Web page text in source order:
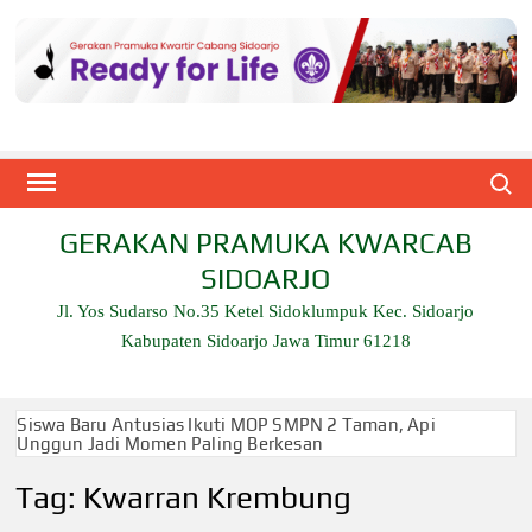
content
GERAKAN PRAMUKA KWARCAB
SIDOARJO
Jl. Yos Sudarso No.35 Ketel Sidoklumpuk Kec. Sidoarjo
Kabupaten Sidoarjo Jawa Timur 61218
Siswa Baru Antusias Ikuti MOP SMPN 2 Taman, Api
Unggun Jadi Momen Paling Berkesan
Berjalan 2 Kilometer hingga Taklukkan Beragam Ujian,
Tag: Kwarran Krembung